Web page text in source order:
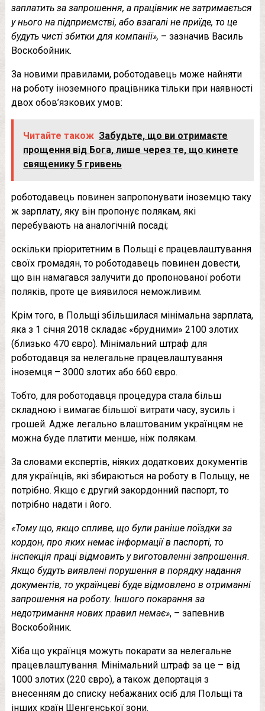
заплатить за запрошення, а працівник не затримається
у нього на підприємстві, або взагалі не приїде, то це
будуть чисті збитки для компанії», – зазначив Василь
Воскобойник.
За новими правилами, роботодавець може найняти
на роботу іноземного працівника тільки при наявності
двох обов’язкових умов:
Читайте також Забудьте, що ви отримаєте
прощення від Бога, лише через те, що кинете
священику 5 гривень
роботодавець повинен запропонувати іноземцю таку
ж зарплату, яку він пропонує полякам, які
перебувають на аналогічній посаді;
оскільки пріоритетним в Польщі є працевлаштування
своїх громадян, то роботодавець повинен довести,
що він намагався залучити до пропонованої роботи
поляків, проте це виявилося неможливим.
Крім того, в Польщі збільшилася мінімальна зарплата,
яка з 1 січня 2018 складає «брудними» 2100 злотих
(близько 470 євро). Мінімальний штраф для
роботодавця за нелегальне працевлаштування
іноземця – 3000 злотих або 660 євро.
Тобто, для роботодавця процедура стала більш
складною і вимагає більшої витрати часу, зусиль і
грошей. Адже легально влаштованим українцям не
можна буде платити менше, ніж полякам.
За словами експертів, ніяких додаткових документів
для українців, які збираються на роботу в Польщу, не
потрібно. Якщо є другий закордонний паспорт, то
потрібно надати і його.
«Тому що, якщо спливе, що були раніше поїздки за
кордон, про яких немає інформації в паспорті, то
інспекція праці відмовить у виготовленні запрошення.
Якщо будуть виявлені порушення в порядку надання
документів, то українцеві буде відмовлено в отриманні
запрошення на роботу. Іншого покарання за
недотримання нових правил немає», – запевнив
Воскобойник.
Хіба що українця можуть покарати за нелегальне
працевлаштування. Мінімальний штраф за це – від
1000 злотих (220 євро), а також депортація з
внесенням до списку небажаних осіб для Польщі та
інших країн Шенгенської зони.